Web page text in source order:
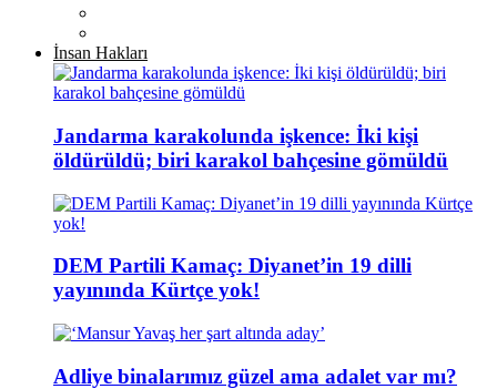
İnsan Hakları
Jandarma karakolunda işkence: İki kişi
öldürüldü; biri karakol bahçesine gömüldü
DEM Partili Kamaç: Diyanet’in 19 dilli
yayınında Kürtçe yok!
Adliye binalarımız güzel ama adalet var mı?